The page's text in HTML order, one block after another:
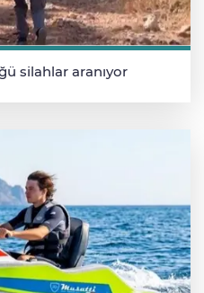
silahlar aranıyor